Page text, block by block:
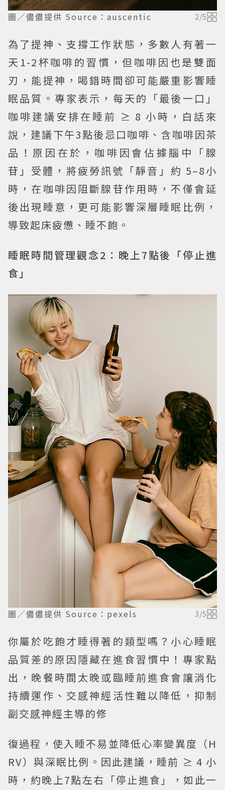
圖／儂儂提供 Source：auscentic 2/5
為了提神、支撐工作狀態，多數人有著一
天1-2杯咖啡的習慣，但咖啡因也是雙面
刃，能提神，喝錯時間卻可能嚴重影響睡
眠品質。專家表示，每天的「最後一口」
咖啡建議安排在睡前 ≥ 8 小時，白話來
說，建議下午3點後忌口咖啡、含咖啡因茶
品！原因在於，咖啡因會佔據腦中「腺
苷」受體，將疲勞訊號「靜音」約 5–8小
時，在咖啡因阻斷腺苷作用時，不僅會延
後出現睡意，更可能影響深層睡眠比例，
導致起床疲憊、睡不飽。
睡眠時間管理觀念2：晚上7點後「停止進
食」
圖／儂儂提供 Source：pexels 3/5
你屬於吃飽才睡得著的類型嗎？小心睡眠
品質差的原因隱藏在進食習慣中！專家點
出，晚餐時間太晚或臨睡前進食會讓消化
持續運作、交感神經活性難以降低，抑制
副交感神經主導的修
復過程，使入睡不易並降低心率變異度（H
RV）與深眠比例。因此建議，睡前 ≥ 4 小
時，約晚上7點左右「停止進食」，如此一